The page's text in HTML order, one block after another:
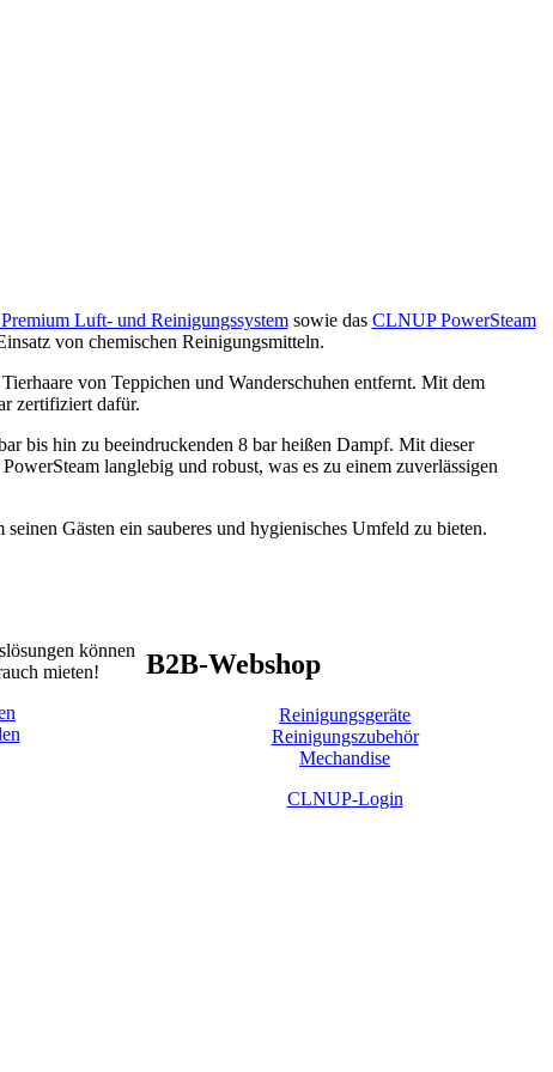
Luft- und Reinigungssystemsowie das CLNUP PowerSteam
von chemischen Reinigungsmitteln.
von Teppichen und Wanderschuhen entfernt. Mit dem
zertifiziert dafür.
bis hin zu beeindruckenden 8 bar heißen Dampf. Mit dieser
langlebig und robust, was es zu einem zuverlässigen
Gästen ein sauberes und hygienisches Umfeld zu bieten.
können
mieten!
B2B-Webshop
Reinigungsgeräte
Reinigungszubehör
Mechandise
CLNUP-Login